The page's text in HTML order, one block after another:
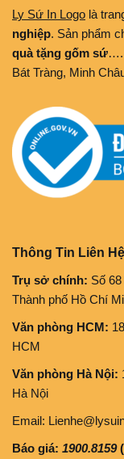
Ly Sứ In Logo là
nghiệp. Sản phẩm
quà tặng gốm sứ….
Bát Tràng, Minh
Thông Tin Liên Hệ
Trụ sở chính: Số
Thành phố Hồ Chí
Văn phòng HCM:
HCM
Văn phòng Hà Nội:
Hà Nội
Email:
Báo giá: 1900.8159